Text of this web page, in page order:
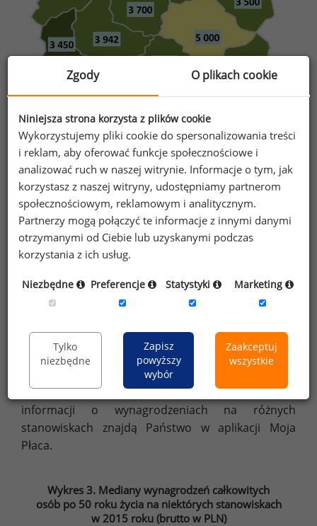
Źródło: Ogólnopolskie Badanie Wynagrodzeń (OBW) przeprowadzone
przez Sedlak
Sedlak w 2015 roku
Zarobki na niektórych stanowiskach
Osoby po 50 roku życia zatrudnione
na stanowiskach sprzedawca/kasjer oraz
2 070 PLN i 2 580 PLN brutto miesięcznie.
Przeciętne zarobki księgowych wyniosły 3 000 PLN,
głównych księgowych – 5 500 PLN, a kierowników
budowy – 5 600 PLN brutto miesięcznie. Więcej
informacji o wynagrodzeniach na różnych
stanowiskach znajdą Państwo w aplikacji Moja
Płaca.
Wykres 3. Mediany wynagrodzeń całkowitych
osób po 50 roku życia na niektórych stanowiskach
w 2015 roku (brutto w PLN)
Zgody O plikach cookie
Niniejsza strona korzysta z plików cookie
Wykorzystujemy pliki cookie do spersonalizowania treści
i reklam, aby oferować funkcje społecznościowe i
analizować ruch w naszej witrynie. Informacje o tym, jak
korzystasz z naszej witryny, udostępniamy partnerom
społecznościowym, reklamowym i analitycznym.
Partnerzy mogą połączyć te informacje z innymi danymi
otrzymanymi od Ciebie lub uzyskanymi podczas
korzystania z ich usług.
Niezbędne Preferencje Statystyki Marketing
Tylko
niezbędne
Zapisz
powyższy
wybór
Zaakceptuj
wszystkie